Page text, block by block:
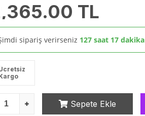
TL
sipariş verirseniz 127 saat 17 dakika
Sepete Ekle